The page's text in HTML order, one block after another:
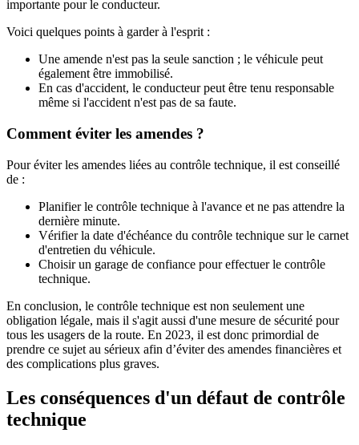
importante pour le conducteur.
Voici quelques points à garder à l'esprit :
Une amende n'est pas la seule sanction ; le véhicule peut
également être immobilisé.
En cas d'accident, le conducteur peut être tenu responsable
même si l'accident n'est pas de sa faute.
Comment éviter les amendes ?
Pour éviter les amendes liées au contrôle technique, il est conseillé
de :
Planifier le contrôle technique à l'avance et ne pas attendre la
dernière minute.
Vérifier la date d'échéance du contrôle technique sur le carnet
d'entretien du véhicule.
Choisir un garage de confiance pour effectuer le contrôle
technique.
En conclusion, le contrôle technique est non seulement une
obligation légale, mais il s'agit aussi d'une mesure de sécurité pour
tous les usagers de la route. En 2023, il est donc primordial de
prendre ce sujet au sérieux afin d’éviter des amendes financières et
des complications plus graves.
Les conséquences d'un défaut de contrôle
technique